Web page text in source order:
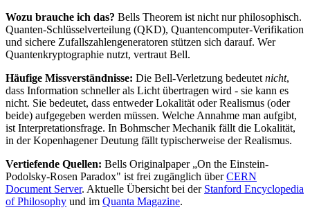
Wozu brauche ich das? Bells Theorem ist nicht nur philosophisch.
Quanten-Schlüsselverteilung (QKD), Quantencomputer-Verifikation
und sichere Zufallszahlengeneratoren stützen sich darauf. Wer
Quantenkryptographie nutzt, vertraut Bell.
Häufige Missverständnisse: Die Bell-Verletzung bedeutet nicht,
dass Information schneller als Licht übertragen wird - sie kann es
nicht. Sie bedeutet, dass entweder Lokalität oder Realismus (oder
beide) aufgegeben werden müssen. Welche Annahme man aufgibt,
ist Interpretationsfrage. In Bohmscher Mechanik fällt die Lokalität,
in der Kopenhagener Deutung fällt typischerweise der Realismus.
Vertiefende Quellen: Bells Originalpaper „On the Einstein-
Podolsky-Rosen Paradox" ist frei zugänglich überCERN
Document Server. Aktuelle Übersicht bei der Stanford Encyclopedia
of Philosophy und im Quanta Magazine.